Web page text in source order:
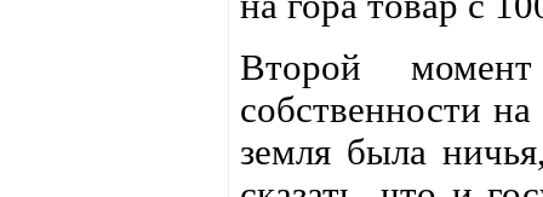
Второй
собственности
земля была